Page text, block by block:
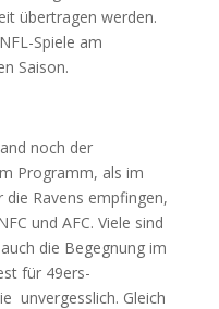
übertragen werden.
Spiele am
Saison.
noch der
Programm, als im
Ravens empfingen,
und AFC. Viele sind
die Begegnung im
für 49ers-
unvergesslich. Gleich